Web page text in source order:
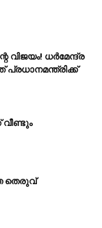
വിജയം! ധർമേന്ദ്ര
പ്രധാനമന്ത്രിക്ക്
തെരുവ്